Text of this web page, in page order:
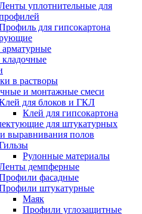
уплотнительные для
для гипсокартона
в растворы
и монтажные смеси
для блоков и ГКЛ
Клей для гипсокартона
для штукатурных
выравнивания полов
Рулонные материалы
демпферные
фасадные
штукатурные
Маяк
Профили углозащитные